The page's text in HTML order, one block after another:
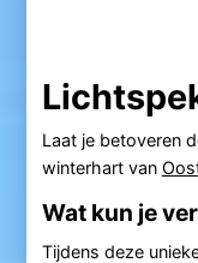
Laat je betoveren
winterhart van
Wat kun je
Tijdens deze